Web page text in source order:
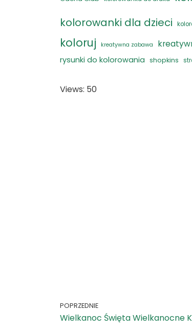
kolorowanki dla dzieci
koloruj kreatywna zabawa
rysunki do kolorowania shopkins
Views: 50
POPRZEDNIE
Wielkanoc Święta Wielkanocne